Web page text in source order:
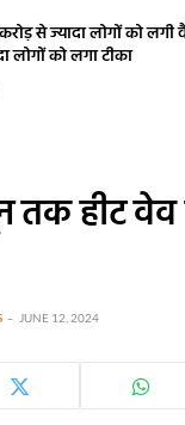
से ज्यादा लोगों को लगी
लोगों को लगा टीका
तक हीट
JUNE 12, 2024